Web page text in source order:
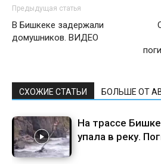
Предыдущая статья
В Бишкеке задержали
домушников. ВИДЕО
СХОЖИЕ СТАТЬИ БОЛЬШЕ ОТ
На трассе
упала в реку.